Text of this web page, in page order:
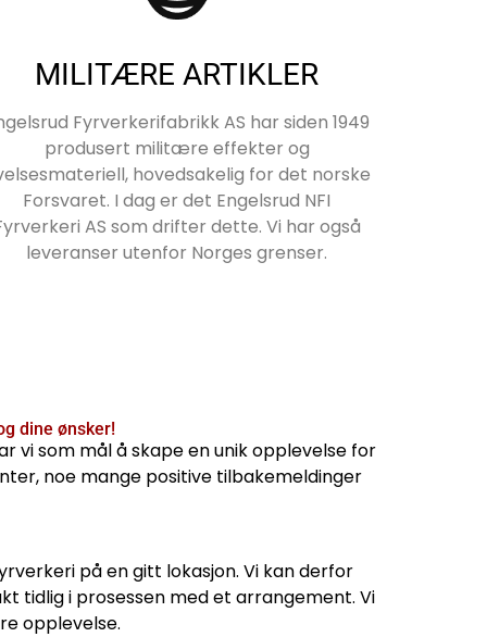
MILITÆRE ARTIKLER
Fyrverkerifabrikk AS har siden 1949
produsert militære effekter og
hovedsakelig for det norske
Forsvaret. I dag er det Engelsrud NFI
AS som drifter dette. Vi har også
leveranser utenfor Norges grenser.
dine ønsker!
vi som mål å skape en unik opplevelse for
noe mange positive tilbakemeldinger
på en gitt lokasjon. Vi kan derfor
tidlig i prosessen med et arrangement. Vi
opplevelse.